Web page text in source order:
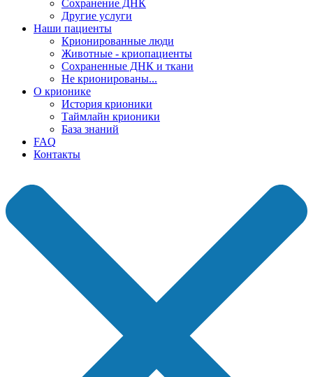
Сохранение ДНК
Другие услуги
Наши пациенты
Крионированные люди
Животные - криопациенты
Сохраненные ДНК и ткани
Не крионированы...
О крионике
История крионики
Таймлайн крионики
База знаний
FAQ
Контакты